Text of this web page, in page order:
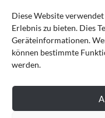
Diese Website
Erlebnis zu bieten. Dies
Geräteinformationen.
können bestimmte
werden.
Mein Bestellkonto
Cookie-Richtlinie (EU)
VERTRAG